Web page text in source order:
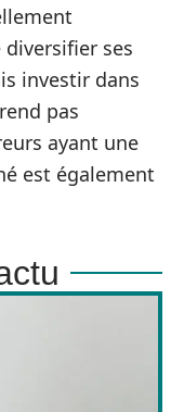
ses
investir dans
pas
ayant une
est également